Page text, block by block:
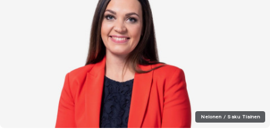
Nelonen / Saku Tiainen